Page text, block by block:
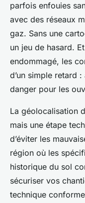
parfois enfouies
avec des réseaux
gaz. Sans une
un jeu de hasard.
endommagé, les
d’un simple retard
danger pour les
La géolocalisation
mais une étape
d’éviter les
région où les
historique du sol
sécuriser vos
technique